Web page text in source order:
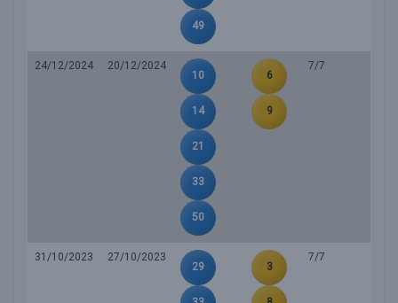
49
24/12/2024
20/12/2024
10
14
21
33
50
6
9
7/7
31/10/2023
27/10/2023
29
3
7/7